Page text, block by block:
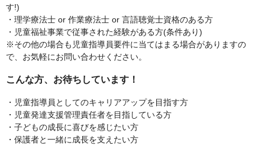
す!)
・理学療法士 or 作業療法士 or 言語聴覚士資格のある方
・児童福祉事業で従事された経験がある方(条件あり)
※その他の場合も児童指導員要件に当てはまる場合がありますの
で、お気軽にお問い合わせください。
こんな方、お待ちしています！
・児童指導員としてのキャリアアップを目指す方
・児童発達支援管理責任者を目指している方
・子どもの成長に喜びを感じたい方
・保護者と一緒に成長を支えたい方